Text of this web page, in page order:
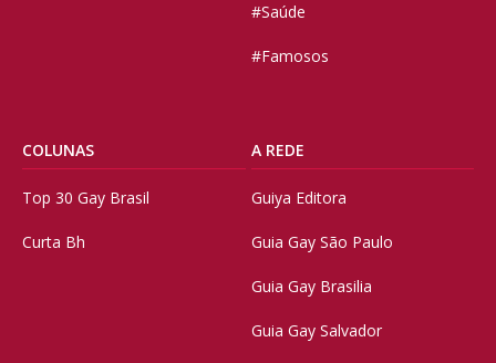
#Saúde
#Famosos
COLUNAS
Top 30 Gay Brasil
Curta Bh
A REDE
Guiya Editora
Guia Gay São Paulo
Guia Gay Brasilia
Guia Gay Salvador